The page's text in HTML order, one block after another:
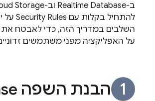
ב-Realtime Database וב-Storage
להתחיל בקלות עם Security Rules על
השלבים במדריך הזה, כדי לאבטח את
על האפליקציה מפני משתמשים
הבנת השפה